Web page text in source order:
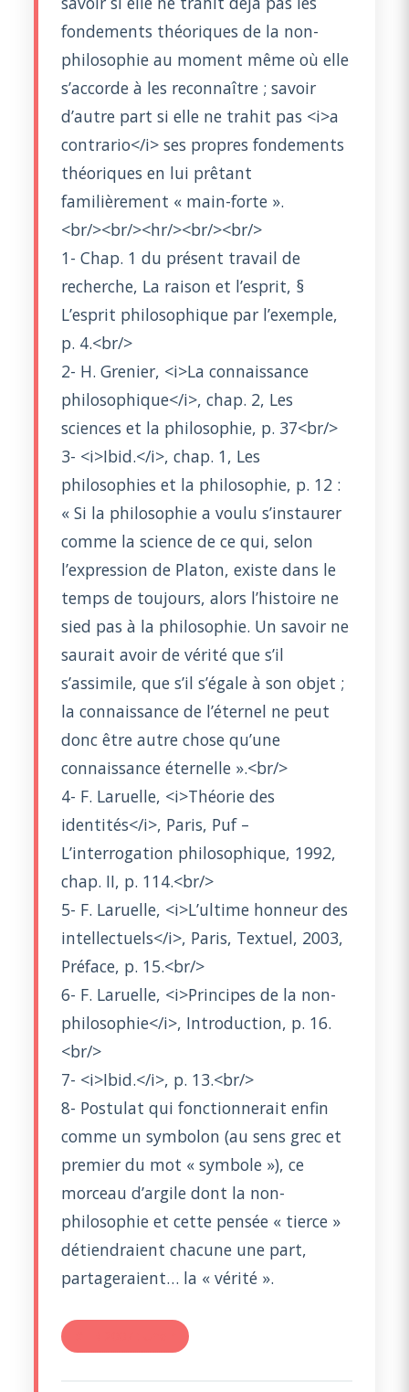
fondements théoriques de la non-
philosophie au moment même où elle
s’accorde à les reconnaître ; savoir
d’autre part si elle ne trahit pas <i>a
contrario</i> ses propres fondements
théoriques en lui prêtant
familièrement « main-forte ».
<br/><br/><hr/><br/><br/>
1- Chap. 1 du présent travail de
recherche, La raison et l’esprit, §
L’esprit philosophique par l’exemple,
p. 4.<br/>
2- H. Grenier, <i>La connaissance
philosophique</i>, chap. 2, Les
sciences et la philosophie, p. 37<br/>
3- <i>Ibid.</i>, chap. 1, Les
philosophies et la philosophie, p. 12 :
« Si la philosophie a voulu s’instaurer
comme la science de ce qui, selon
l’expression de Platon, existe dans le
temps de toujours, alors l’histoire ne
sied pas à la philosophie. Un savoir ne
saurait avoir de vérité que s’il
s’assimile, que s’il s’égale à son objet ;
la connaissance de l’éternel ne peut
donc être autre chose qu’une
connaissance éternelle ».<br/>
4- F. Laruelle, <i>Théorie des
identités</i>, Paris, Puf –
L’interrogation philosophique, 1992,
chap. II, p. 114.<br/>
5- F. Laruelle, <i>L’ultime honneur des
intellectuels</i>, Paris, Textuel, 2003,
Préface, p. 15.<br/>
6- F. Laruelle, <i>Principes de la non-
philosophie</i>, Introduction, p. 16.
<br/>
7- <i>Ibid.</i>, p. 13.<br/>
8- Postulat qui fonctionnerait enfin
comme un symbolon (au sens grec et
premier du mot « symbole »), ce
morceau d’argile dont la non-
philosophie et cette pensée « tierce »
détiendraient chacune une part,
partageraient… la « vérité ».